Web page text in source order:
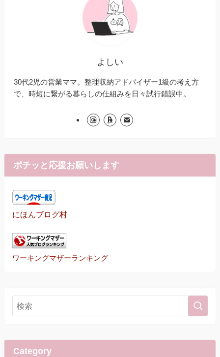
よしい
30代2児の営業ママ。整理収納アドバイザー1級の考え方
で、時短に繋がる暮らしの仕組みを日々試行錯誤中。
ポチッと応援お願いします
にほんブログ村
ワーキングマザーランキング
Category